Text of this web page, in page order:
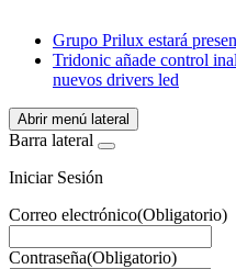
WhatsApp
Grupo Prilux estará
Tridonic añade control
nuevos drivers led
Abrir menú lateral
Barra lateral
Iniciar Sesión
Correo electrónico(Obligatorio)
Contraseña(Obligatorio)